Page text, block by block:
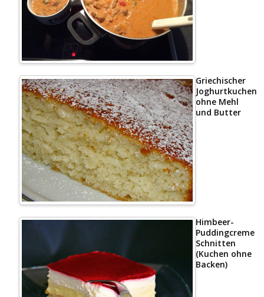
Griechischer
Joghurtkuchen
ohne Mehl
und Butter
Himbeer-
Puddingcreme
Schnitten
(Kuchen ohne
Backen)